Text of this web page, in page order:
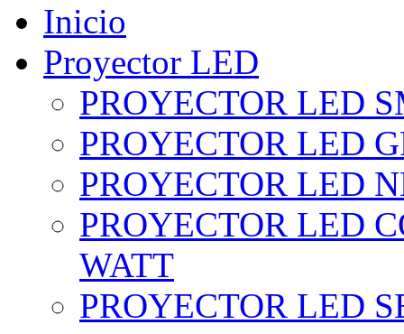
Inicio
Proyector LED
PROYECTOR LED
PROYECTOR LED
PROYECTOR LED
PROYECTOR LED
WATT
PROYECTOR LED